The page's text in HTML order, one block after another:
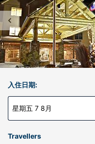
入住日期:
星期五 7 8月
Travellers